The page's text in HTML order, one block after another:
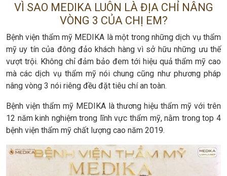
VÌ SAO MEDIKA LUÔN LÀ ĐỊA CHỈ NÂNG
VÒNG 3 CỦA CHỊ EM?
Bệnh viện thẩm mỹ MEDIKA là một trong những dịch vụ thẩm
mỹ uy tín của đông đảo khách hàng vì sở hữu những ưu thế
vượt trội. Không chỉ đảm bảo đem tới hiệu quả thẩm mỹ cao
mà các dịch vụ thẩm mỹ nói chung cũng như phương pháp
nâng vòng 3 nói riêng đều đặt tiêu chí an toàn.
Bệnh viện thẩm mỹ MEDIKA là thương hiệu thẩm mỹ với trên
12 năm kinh nghiệm trong lĩnh vực thẩm mỹ, nằm trong top 4
bệnh viện thẩm mỹ chất lượng cao năm 2019.